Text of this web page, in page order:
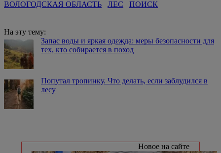
ВОЛОГОДСКАЯ ОБЛАСТЬ ЛЕС ПОИСК
На эту тему:
Запас воды и яркая одежда: меры безопасности для
тех, кто собирается в поход
Попутал тропинку. Что делать, если заблудился в
лесу
Новое на сайте